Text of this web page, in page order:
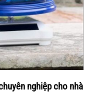
nghiệp cho nhà